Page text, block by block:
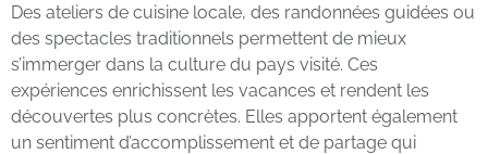
Des ateliers de cuisine locale, des randonnées guidées ou
des spectacles traditionnels permettent de mieux
s’immerger dans la culture du pays visité. Ces
expériences enrichissent les vacances et rendent les
découvertes plus concrètes. Elles apportent également
un sentiment d’accomplissement et de partage qui